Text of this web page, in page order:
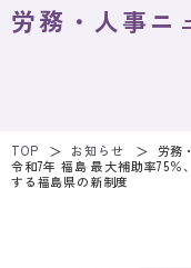
労務・人事ニ
TOP お知らせ
労務
令和7年 福島 最大補助率75％
する福島県の新制度